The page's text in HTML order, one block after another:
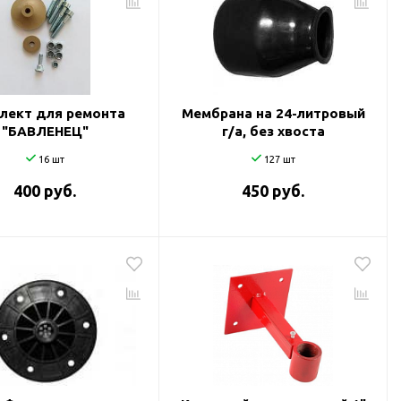
для ремонта
"БАВЛЕНЕЦ"
16 шт
400 руб.
Мембрана на 24-литровый
г/а, без хвоста
127 шт
450 руб.